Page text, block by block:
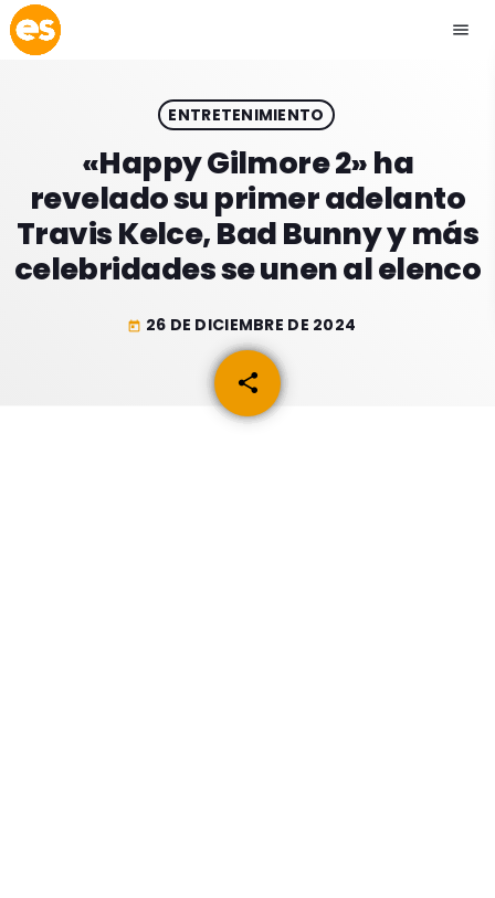
menu
EMISIÓN LA PAZ
play_arrow EMISIÓN COCHABAMBA
ESLATINO NEWS
ENTRETENIMIENTO
«Happy Gilmore 2» ha
revelado su primer adelanto
Travis Kelce, Bad Bunny y más
celebridades se unen al elenco
today 26 DE DICIEMBRE DE 2024
share
email